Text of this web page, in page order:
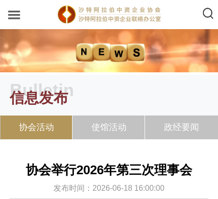
Bulletin
信息发布
协会活动 使馆活动 政经要闻
协会举行2026年第三次理事会
发布时间：2026-06-18 16:00:00